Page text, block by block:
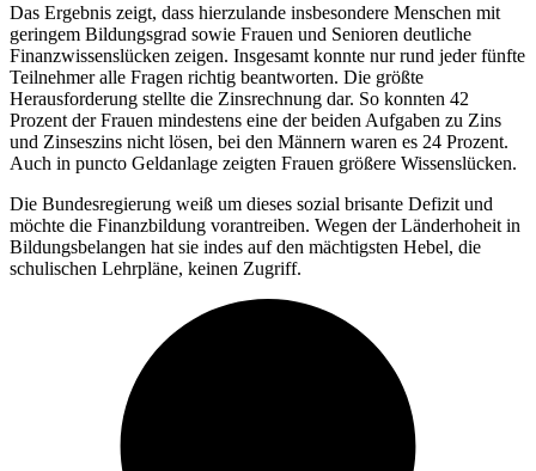
Das Ergebnis zeigt, dass hierzulande insbesondere Menschen mit
geringem Bildungsgrad sowie Frauen und Senioren deutliche
Finanzwissenslücken zeigen. Insgesamt konnte nur rund jeder fünfte
Teilnehmer alle Fragen richtig beantworten. Die größte
Herausforderung stellte die Zinsrechnung dar. So konnten 42
Prozent der Frauen mindestens eine der beiden Aufgaben zu Zins
und Zinseszins nicht lösen, bei den Männern waren es 24 Prozent.
Auch in puncto Geldanlage zeigten Frauen größere Wissenslücken.
Die Bundesregierung weiß um dieses sozial brisante Defizit und
möchte die Finanzbildung vorantreiben. Wegen der Länderhoheit in
Bildungsbelangen hat sie indes auf den mächtigsten Hebel, die
schulischen Lehrpläne, keinen Zugriff.